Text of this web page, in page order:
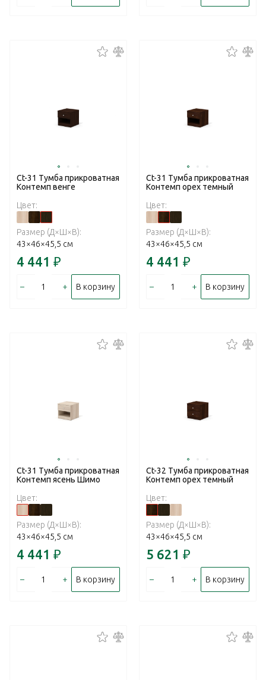
Ct-31 Тумба прикроватная
Контемп венге
Цвет:
Размер (Д×Ш×В):
43×46×45,5 см
4 441 ₽
– + В корзину
Ct-31 Тумба прикроватная
Контемп орех темный
Цвет:
Размер (Д×Ш×В):
43×46×45,5 см
4 441 ₽
– + В корзину
Ct-31 Тумба прикроватная
Контемп ясень Шимо
Цвет:
Размер (Д×Ш×В):
43×46×45,5 см
4 441 ₽
– + В корзину
Ct-32 Тумба прикроватная
Контемп орех темный
Цвет:
Размер (Д×Ш×В):
43×46×45,5 см
5 621 ₽
– + В корзину